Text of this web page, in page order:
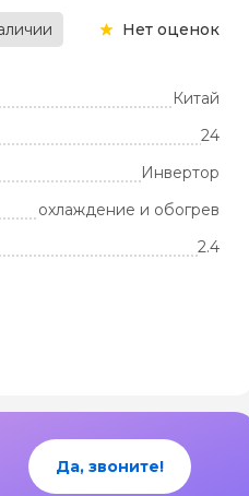
Нет оценок
Китай
24
Инвертор
охлаждение и обогрев
2.4
Да, звоните!